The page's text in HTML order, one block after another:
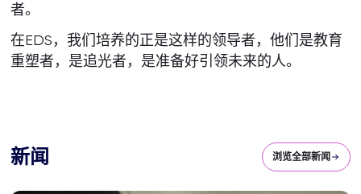
者。
在EDS，我们培养的正是这样的领导者，他们是教育
重塑者，是追光者，是准备好引领未来的人。
新闻 浏览全部新闻